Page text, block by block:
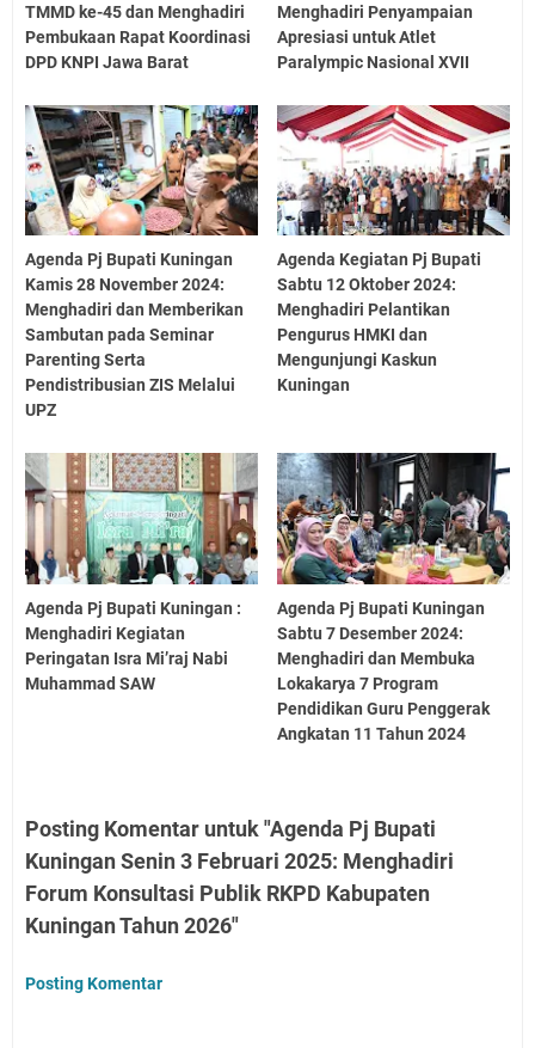
TMMD ke-45 dan Menghadiri
Pembukaan Rapat Koordinasi
DPD KNPI Jawa Barat
Menghadiri Penyampaian
Apresiasi untuk Atlet
Paralympic Nasional XVII
Agenda Pj Bupati Kuningan
Kamis 28 November 2024:
Menghadiri dan Memberikan
Sambutan pada Seminar
Parenting Serta
Pendistribusian ZIS Melalui
UPZ
Agenda Kegiatan Pj Bupati
Sabtu 12 Oktober 2024:
Menghadiri Pelantikan
Pengurus HMKI dan
Mengunjungi Kaskun
Kuningan
Agenda Pj Bupati Kuningan :
Menghadiri Kegiatan
Peringatan Isra Mi’raj Nabi
Muhammad SAW
Agenda Pj Bupati Kuningan
Sabtu 7 Desember 2024:
Menghadiri dan Membuka
Lokakarya 7 Program
Pendidikan Guru Penggerak
Angkatan 11 Tahun 2024
Posting Komentar untuk "Agenda Pj Bupati
Kuningan Senin 3 Februari 2025: Menghadiri
Forum Konsultasi Publik RKPD Kabupaten
Kuningan Tahun 2026"
Posting Komentar